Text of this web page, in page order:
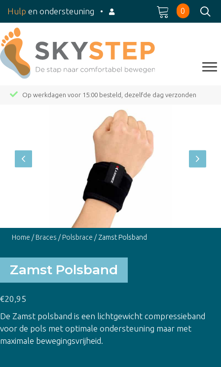
Hulp en ondersteuning • 0
Op werkdagen voor 15:00 besteld, dezelfde dag verzonden
Home / Braces / Polsbrace / Zamst Polsband
Zamst Polsband
€20,95
De Zamst polsband is een lichtgewicht compressieband
voor de pols met optimale ondersteuning maar met
maximale bewegingsvrijheid.